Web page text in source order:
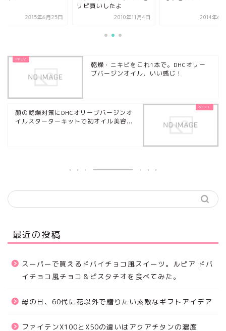
2015年6月25日
リピ買いしたよ
2010年11月4日 2014年6
乾燥・ニキビをこれ1本で。DHCオリー
ブバージンオイル、いい感じ！
顔の乾燥対策にDHCオリーブバージンオ
イルスターターキットで初オイル美容...
最近の投稿
スーパーで買えるドバイチョコ風スイーツ。ルピア ドバ
イチョコ風チョコ＆ピスタチオを食べてみた。
母の日、60代に花以外で贈りたい素敵なギフトアイデア
ファイテンX100とX50の違いはアクアチタンの濃度